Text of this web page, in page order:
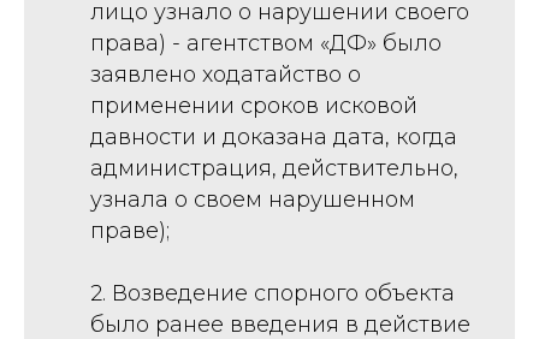
лицо узнало о нарушении своего
права) - агентством «ДФ» было
заявлено ходатайство о
применении сроков исковой
давности и доказана дата, когда
администрация, действительно,
узнала о своем нарушенном
праве);
2. Возведение спорного объекта
было ранее введения в действие